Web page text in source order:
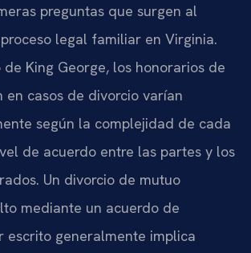
preguntas que surgen al
legal familiar en Virginia.
King George, los honorarios de
en casos de divorcio varían
según la complejidad de cada
de acuerdo entre las partes y los
Un divorcio de mutuo
mediante un acuerdo de
escrito generalmente implica